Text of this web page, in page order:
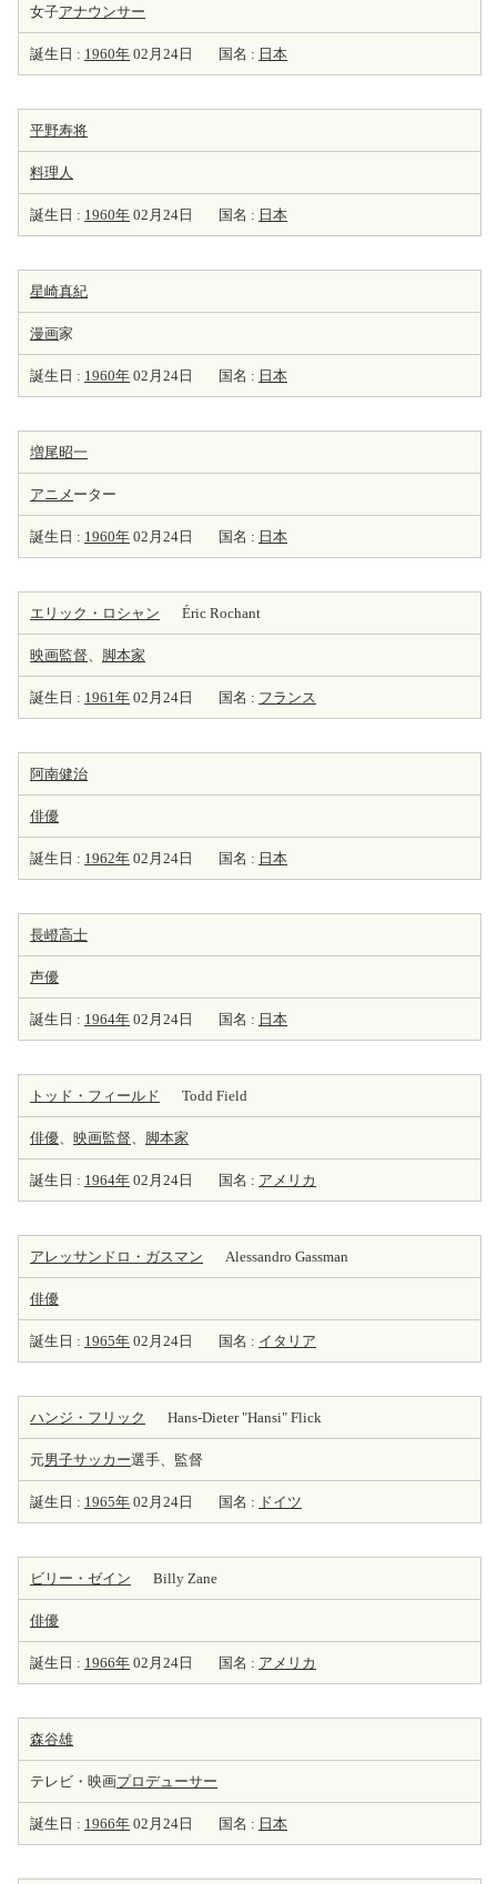
女子アナウンサー
誕生日 : 1960年 02月24日 国名 : 日本
平野寿将
料理人
誕生日 : 1960年 02月24日 国名 : 日本
星崎真紀
漫画家
誕生日 : 1960年 02月24日 国名 : 日本
増尾昭一
アニメ ーター
誕生日 : 1960年 02月24日 国名 : 日本
エリック・ロシャン Éric Rochant
映画監督、 脚本家
誕生日 : 1961年 02月24日 国名 : フランス
阿南健治
俳優
誕生日 : 1962年 02月24日 国名 : 日本
長嶝高士
声優
誕生日 : 1964年 02月24日 国名 : 日本
トッド・フィールド Todd Field
俳優、 映画監督、 脚本家
誕生日 : 1964年 02月24日 国名 : アメリカ
アレッサンドロ・ガスマン Alessandro Gassman
俳優
誕生日 : 1965年 02月24日 国名 : イタリア
ハンジ・フリック Hans-Dieter "Hansi" Flick
元男子サッカー選手、監督
誕生日 : 1965年 02月24日 国名 : ドイツ
ビリー・ゼイン Billy Zane
俳優
誕生日 : 1966年 02月24日 国名 : アメリカ
森谷雄
テレビ・映画プロデューサー
誕生日 : 1966年 02月24日 国名 : 日本